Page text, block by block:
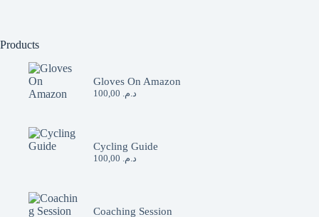
Products
Gloves On Amazon
د.م.
Cycling Guide
د.م.
Coaching Session